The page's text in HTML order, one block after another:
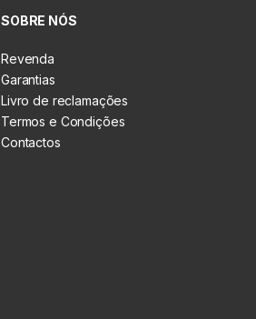
SOBRE NÓS
Revenda
Garantias
Livro de reclamações
Termos e Condições
Contactos